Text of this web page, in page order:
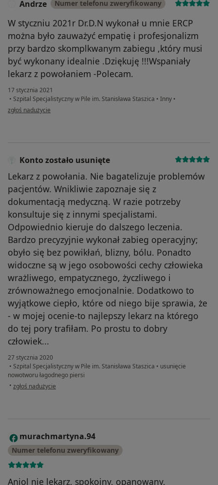
Andrze Numer telefonu zweryfikowany
W styczniu 2021r Dr.D.N wykonał u mnie ERCP
można było zauważyć empatię i profesjonalizm
przy bardzo skomplkwanym zabiegu ,który musi
być wykonany idealnie .Dziękuję !!!Wspaniały
lekarz z powołaniem -Polecam.
17 stycznia 2021
• Szpital Specjalistyczny w Pile im. Stanisława Staszica • Inny •
w opinii użytkownika Andrze
zgłoś nadużycie
Konto zostało usunięte
Lekarz z powołania. Nie bagatelizuje problemów
pacjentów. Wnikliwie zapoznaje się z
dokumentacją medyczną. W razie potrzeby
konsultuje się z innymi specjalistami.
Odpowiednio kieruje do dalszego leczenia.
Bardzo precyzyjnie wykonał zabieg operacyjny;
obyło się bez powikłań, blizny, bólu. Ponadto
widoczne są w jego osobowości cechy człowieka
wrażliwego, empatycznego, życzliwego i
zrównoważnego emocjonalnie. Dodatkowo to
wyjątkowe ciepło, które od niego bije sprawia, że
- w mojej ocenie-to najlepszy lekarz na którego
do tej pory trafiłam. Po prostu to dobry
człowiek...
27 stycznia 2020
• Szpital Specjalistyczny w Pile im. Stanisława Staszica • usunięcie
nowotworu łagodnego piersi
• w opinii użytkownika Konto zostało usunięte
zgłoś nadużycie
M murachmartyna.94
Numer telefonu zweryfikowany
Aniol nie lekarz, spokojny, opanowany,